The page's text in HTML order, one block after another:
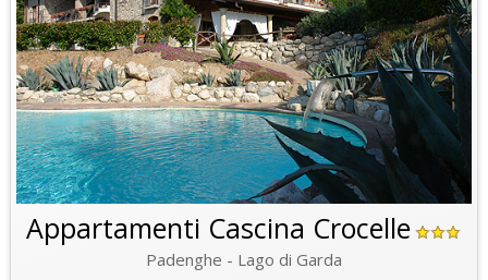
Appartamenti Cascina Crocelle
Padenghe - Lago di Garda